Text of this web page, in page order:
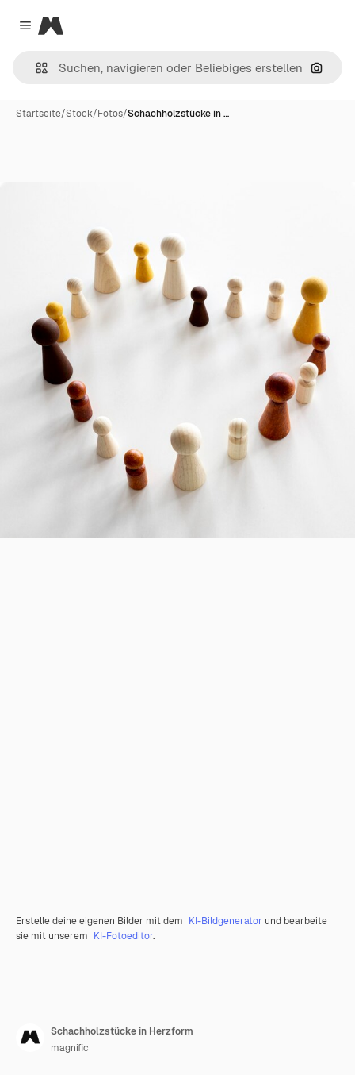
Close menu
Magnific
Nach
Startseite/Stock/Fotos/Schachholzstücke in …
Erstelle deine eigenen Bilder mit dem KI-Bildgenerator und bearbeite
sie mit unserem KI-Fotoeditor.
Schachholzstücke in Herzform
magnific